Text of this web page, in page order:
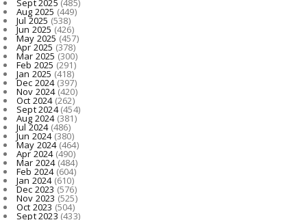
Sept 2025 (485)
Aug 2025 (449)
Jul 2025 (538)
Jun 2025(426)
May 2025(457)
Apr 2025 (378)
Mar 2025 (300)
Feb 2025 (291)
Jan 2025 (418)
Dec 2024(397)
Nov 2024(420)
Oct 2024(262)
Sept 2024(454)
Aug 2024(381)
Jul 2024(486)
Jun 2024(380)
May 2024(464)
Apr 2024(490)
Mar 2024(484)
Feb 2024(604)
Jan 2024(610)
Dec 2023(576)
Nov 2023 (525)
Oct 2023 (504)
Sept 2023 (433)